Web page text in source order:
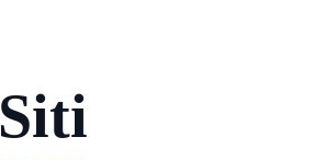
Siti